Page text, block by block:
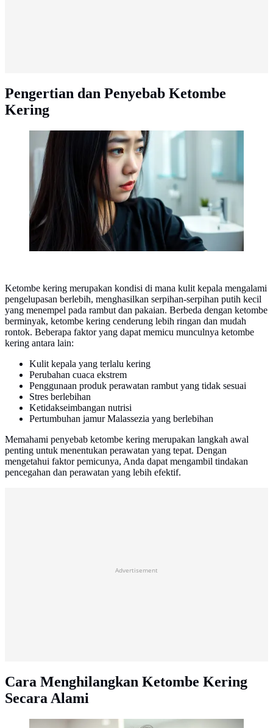
Pengertian dan Penyebab Ketombe
Kering
cara menghilangkan ketombe membandel dan gatal
©Ilustrasi dibuat AI
Ketombe kering merupakan kondisi di mana kulit kepala mengalami
pengelupasan berlebih, menghasilkan serpihan-serpihan putih kecil
yang menempel pada rambut dan pakaian. Berbeda dengan ketombe
berminyak, ketombe kering cenderung lebih ringan dan mudah
rontok. Beberapa faktor yang dapat memicu munculnya ketombe
kering antara lain:
Kulit kepala yang terlalu kering
Perubahan cuaca ekstrem
Penggunaan produk perawatan rambut yang tidak sesuai
Stres berlebihan
Ketidakseimbangan nutrisi
Pertumbuhan jamur Malassezia yang berlebihan
Memahami penyebab ketombe kering merupakan langkah awal
penting untuk menentukan perawatan yang tepat. Dengan
mengetahui faktor pemicunya, Anda dapat mengambil tindakan
pencegahan dan perawatan yang lebih efektif.
Advertisement
Cara Menghilangkan Ketombe Kering
Secara Alami